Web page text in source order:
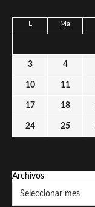
L Ma
3 4
10 11
17 18
24 25
Archivos